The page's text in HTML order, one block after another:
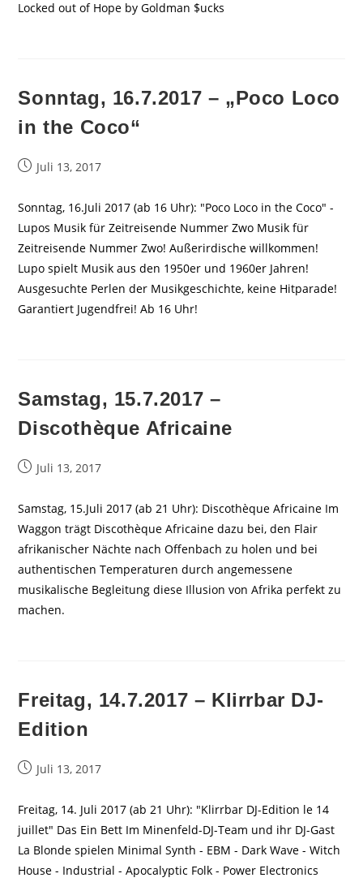
Locked out of Hope by Goldman $ucks
Sonntag, 16.7.2017 – „Poco Loco
in the Coco“
BeitragJuli 13, 2017
Sonntag, 16.Juli 2017 (ab 16 Uhr): "Poco Loco in the Coco" -
Lupos Musik für Zeitreisende Nummer Zwo Musik für
Zeitreisende Nummer Zwo! Außerirdische willkommen!
Lupo spielt Musik aus den 1950er und 1960er Jahren!
Ausgesuchte Perlen der Musikgeschichte, keine Hitparade!
Garantiert Jugendfrei! Ab 16 Uhr!
Samstag, 15.7.2017 –
Discothèque Africaine
BeitragJuli 13, 2017
Samstag, 15.Juli 2017 (ab 21 Uhr): Discothèque Africaine Im
Waggon trägt Discothèque Africaine dazu bei, den Flair
afrikanischer Nächte nach Offenbach zu holen und bei
authentischen Temperaturen durch angemessene
musikalische Begleitung diese Illusion von Afrika perfekt zu
machen.
Freitag, 14.7.2017 – Klirrbar DJ-
Edition
BeitragJuli 13, 2017
Freitag, 14. Juli 2017 (ab 21 Uhr): "Klirrbar DJ-Edition le 14
juillet" Das Ein Bett Im Minenfeld-DJ-Team und ihr DJ-Gast
La Blonde spielen Minimal Synth - EBM - Dark Wave - Witch
House - Industrial - Apocalyptic Folk - Power Electronics